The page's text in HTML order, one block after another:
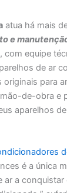
atua há mais
e
, com equipe
de ar
originais para
de-obra e
aparelhos
é a única
a conquistar